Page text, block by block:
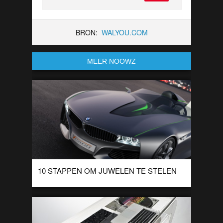
BRON: WALYOU.COM
MEER NOOWZ
10 STAPPEN OM JUWELEN TE STELEN
BMW introduceerde onlangs BMW Connect Drive. Deze
commercial laat op een leuke manier de toekomst van BMW